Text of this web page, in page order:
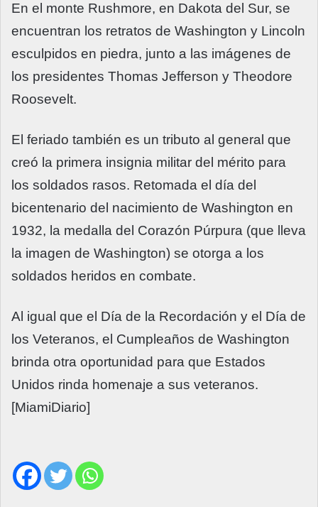
En el monte Rushmore, en Dakota del Sur, se
encuentran los retratos de Washington y Lincoln
esculpidos en piedra, junto a las imágenes de
los presidentes Thomas Jefferson y Theodore
Roosevelt.
El feriado también es un tributo al general que
creó la primera insignia militar del mérito para
los soldados rasos. Retomada el día del
bicentenario del nacimiento de Washington en
1932, la medalla del Corazón Púrpura (que lleva
la imagen de Washington) se otorga a los
soldados heridos en combate.
Al igual que el Día de la Recordación y el Día de
los Veteranos, el Cumpleaños de Washington
brinda otra oportunidad para que Estados
Unidos rinda homenaje a sus veteranos.
[MiamiDiario]